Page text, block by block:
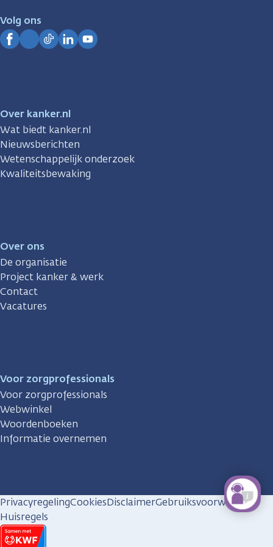
Volg ons
Over kanker.nl
Wat biedt kanker.nl
Nieuwsberichten
Wetenschappelijk onderzoek
Kwaliteitsbewaking
Over ons
De organisatie
Project kanker & werk
Contact
Vacatures
Voor zorgprofessionals
Voor zorgprofessionals
Webwinkel
Woordenboeken
Informatie overnemen
PrivacyregelingCookiesDisclaimerGebruiksvoorwaarden
Huisregels